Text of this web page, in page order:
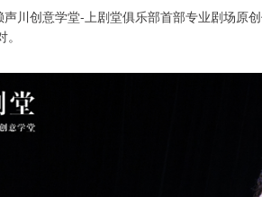
川创意学堂-上剧堂俱乐部首部专业剧场原